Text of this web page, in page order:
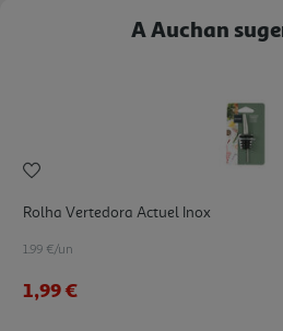
A Auchan
Rolha Vertedora Actuel Inox
1.99 €/un
1,99 €